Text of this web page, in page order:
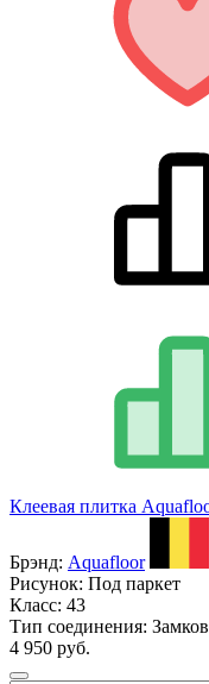
Клеевая плитка
Брэнд: Aquafloor
Рисунок: Под паркет
Класс: 43
Тип соединения:
4 950 руб.